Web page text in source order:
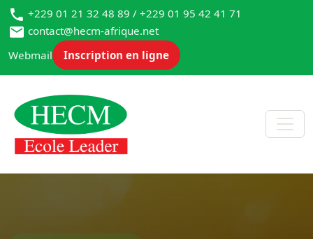
+229 01 21 32 48 89 / +229 01 95 42 41 71
contact@hecm-afrique.net
Webmail
Inscription en ligne